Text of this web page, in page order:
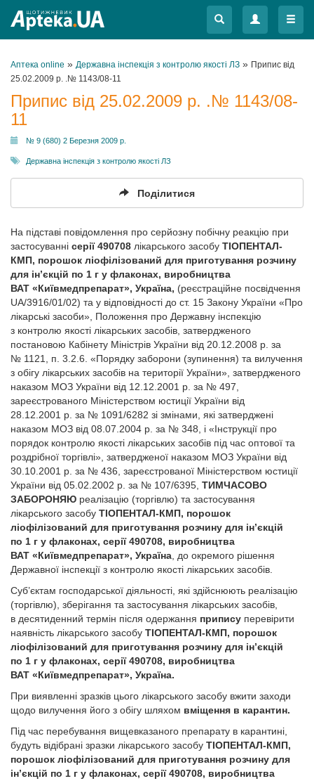
Меню
Меню
Аптека online » Державна інспекція з контролю якості ЛЗ » Припис від
25.02.2009 р. .№ 1143/08-11
Припис від 25.02.2009 р. .№ 1143/08-
11
№ 9 (680) 2 Березня 2009 р.
Державна інспекція з контролю якості ЛЗ
Поділитися
На підставі повідомлення про серйозну побічну реакцію при
застосуванні серії 490708 лікарського засобу ТІОПЕНТАЛ-
КМП, порошок ліофілізований для приготування розчину
для ін’єкцій по 1 г у флаконах, виробництва
ВАТ «Київмедпрепарат», Україна, (реєстраційне посвідчення
UA/3916/01/02) та у відповідності до ст. 15 Закону України «Про
лікарські засоби», Положення про Державну інспекцію
з контролю якості лікарських засобів, затвердженого
постановою Кабінету Міністрів України від 20.12.2008 р. за
№ 1121, п. 3.2.6. «Порядку заборони (зупинення) та вилучення
з обігу лікарських засобів на території України», затвердженого
наказом МОЗ України від 12.12.2001 р. за № 497,
зареєстрованого Міністерством юстиції України від
28.12.2001 р. за № 1091/6282 зі змінами, які затверджені
наказом МОЗ від 08.07.2004 р. за № 348, і «Інструкції про
порядок контролю якості лікарських засобів під час оптової та
роздрібної торгівлі», затвердженої наказом МОЗ України від
30.10.2001 р. за № 436, зареєстрованої Міністерством юстиції
України від 05.02.2002 р. за № 107/6395, ТИМЧАСОВО
ЗАБОРОНЯЮ реалізацію (торгівлю) та застосування
лікарського засобу ТІОПЕНТАЛ-КМП, порошок
ліофілізований для приготування розчину для ін’єкцій
по 1 г у флаконах, серії 490708, виробництва
ВАТ «Київмедпрепарат», Україна , до окремого рішення
Державної інспекції з контролю якості лікарських засобів.
Суб’єктам господарської діяльності, які здійснюють реалізацію
(торгівлю), зберігання та застосування лікарських засобів,
в десятиденний термін після одержання припису перевірити
наявність лікарського засобу ТІОПЕНТАЛ-КМП, порошок
ліофілізований для приготування розчину для ін’єкцій
по 1 г у флаконах, серії 490708, виробництва
ВАТ «Київмедпрепарат», Україна.
При виявленні зразків цього лікарського засобу вжити заходи
щодо вилучення його з обігу шляхом вміщення в карантин.
Під час перебування вищевказаного препарату в карантині,
будуть відібрані зразки лікарського засобу ТІОПЕНТАЛ-КМП,
порошок ліофілізований для приготування розчину для
ін’єкцій по 1 г у флаконах, серії 490708, виробництва